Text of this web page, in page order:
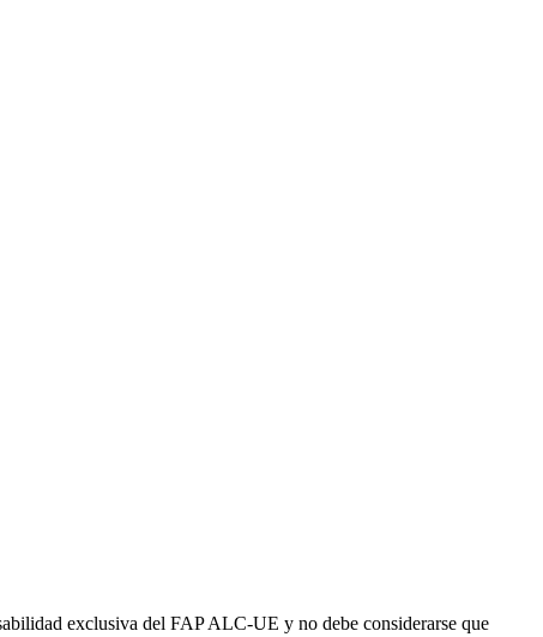
exclusiva del FAP ALC-UE y no debe considerarse que